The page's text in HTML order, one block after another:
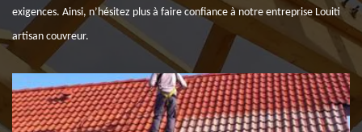
exigences. Ainsi, n’hésitez plus à faire confiance à notre entreprise Louiti
artisan couvreur.